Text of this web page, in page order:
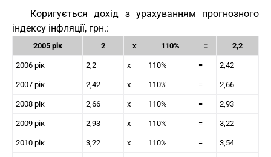
Коригується дохід з урахуванням прогнозного
індексу інфляції, грн.:
2005 рік 2 х 110% = 2,2
2006 рік 2,2 х 110% = 2,42
2007 рік 2,42 х 110% = 2,66
2008 рік 2,66 х 110% = 2,93
2009 рік 2,93 х 110% = 3,22
2010 рік 3,22 х 110% = 3,54